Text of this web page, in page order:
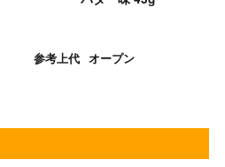
参考上代 オープン